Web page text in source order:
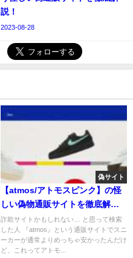
説！
2023-08-28
偽サイト
【atmos/アトモスピンク】の怪
しい偽物通販サイトを徹底解
説！
詐欺サイトかもしれない… と思って検索
した人 『atmos』という通販サイトでスニ
ーカーが通常よりめっちゃ安かったんだけ
ど、これってアトモ...